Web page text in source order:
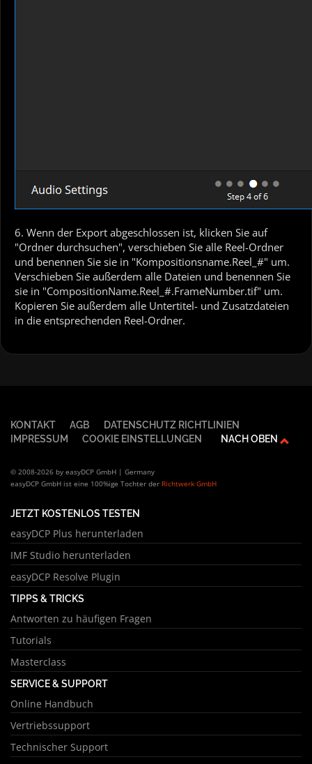
6. Wenn der Export abgeschlossen ist, klicken Sie auf
"Ordner durchsuchen", verschieben Sie alle Reel-Ordner
und benennen Sie sie in "Kompositionsname.Reel_#" um.
Verschieben Sie außerdem alle Dateien und benennen Sie
sie in "CompositionName.Reel_#.FrameNumber.tif" um.
Kopieren Sie außerdem alle Untertitel- und Zusatzdateien
in die entsprechenden Reel-Ordner.
KONTAKT AGB
DATENSCHUTZ RICHTLINIEN
IMPRESSUM
COOKIE EINSTELLUNGEN NACH OBEN
© 2008-2026 by easyDCP GmbH | Germany
easyDCP GmbH ist eine 100%ige Tochter der Richtwerk GmbH
JETZT KOSTENLOS TESTEN
easyDCP Plus herunterladen
IMF Studio herunterladen
easyDCP Resolve Plugin
TIPPS & TRICKS
Antworten zu häufigen Fragen
Tutorials
Masterclass
SERVICE & SUPPORT
Online Handbuch
Vertriebssupport
Technischer Support